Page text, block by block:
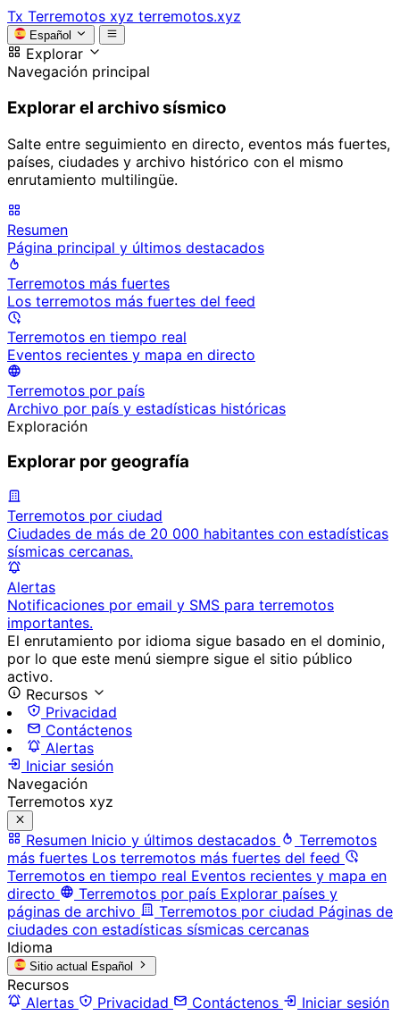
Tx Terremotos xyz terremotos.xyz
Español
Explorar
Navegación principal
Explorar el archivo sísmico
Salte entre seguimiento en directo, eventos más fuertes,
países, ciudades y archivo histórico con el mismo
enrutamiento multilingüe.
Resumen
Página principal y últimos destacados
Terremotos más fuertes
Los terremotos más fuertes del feed
Terremotos en tiempo real
Eventos recientes y mapa en directo
Terremotos por país
Archivo por país y estadísticas históricas
Exploración
Explorar por geografía
Terremotos por ciudad
Ciudades de más de 20 000 habitantes con estadísticas
sísmicas cercanas.
Alertas
Notificaciones por email y SMS para terremotos
importantes.
El enrutamiento por idioma sigue basado en el dominio,
por lo que este menú siempre sigue el sitio público
activo.
Recursos
Privacidad
Contáctenos
Alertas
Iniciar sesión
Navegación
Terremotos xyz
Resumen Inicio y últimos destacados
Terremotos
más fuertes Los terremotos más fuertes del feed
Terremotos en tiempo real Eventos recientes y mapa en
directo
Terremotos por país Explorar países y
páginas de archivo
Terremotos por ciudad Páginas de
ciudades con estadísticas sísmicas cercanas
Idioma
Sitio actual Español
Recursos
Alertas
Privacidad Contáctenos
Iniciar sesión